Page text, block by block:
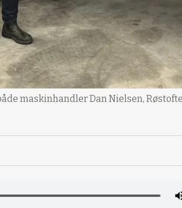
maskinhandler Dan Nielsen,